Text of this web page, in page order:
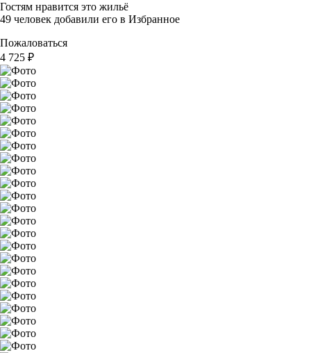
Гостям нравится это жильё
49 человек добавили его в Избранное
Пожаловаться
4 725 ₽